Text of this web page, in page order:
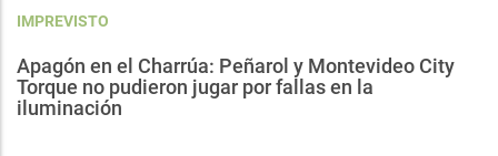
IMPREVISTO
Apagón en el Charrúa: Peñarol y Montevideo City
Torque no pudieron jugar por fallas en la
iluminación